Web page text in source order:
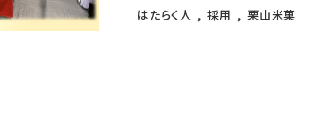
はたらく人 採用 栗山米菓